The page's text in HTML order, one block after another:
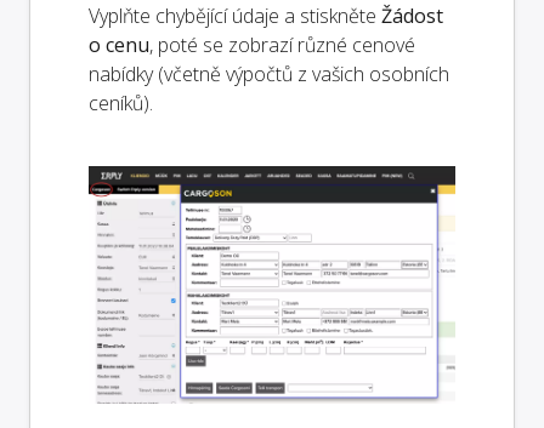
Vyplňte chybějící údaje a stiskněte Žádost
o cenu, poté se zobrazí různé cenové
nabídky (včetně výpočtů z vašich osobních
ceníků).